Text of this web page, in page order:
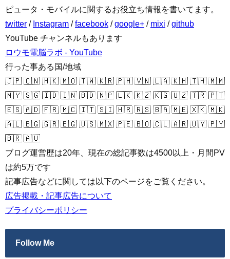
ピュータ・モバイルに関するお役立ち情報を書いてます。
twitter / Instagram /facebook /google+ / mixi /github
YouTube チャンネルもあります
ロウモ電脳ラボ - YouTube
行った事ある国/地域
🇯🇵 🇨🇳 🇭🇰 🇲🇴 🇹🇼 🇰🇷 🇵🇭 🇻🇳 🇱🇦 🇰🇭 🇹🇭 🇲🇲
🇲🇾 🇸🇬 🇮🇩 🇮🇳 🇧🇩 🇳🇵 🇱🇰 🇰🇿 🇰🇬 🇺🇿 🇹🇷 🇵🇹
🇪🇸 🇦🇩 🇫🇷 🇲🇨 🇮🇹 🇸🇮 🇭🇷 🇷🇸 🇧🇦 🇲🇪 🇽🇰 🇲🇰
🇦🇱 🇧🇬 🇬🇷 🇪🇬 🇺🇸 🇲🇽 🇵🇪 🇧🇴 🇨🇱 🇦🇷 🇺🇾 🇵🇾
🇧🇷 🇦🇺
ブログ運営歴は20年、現在の総記事数は4500以上・月間PV
は約5万です
記事広告などに関しては以下のページをご覧ください。
広告掲載・記事広告について
プライバシーポリシー
Follow Me